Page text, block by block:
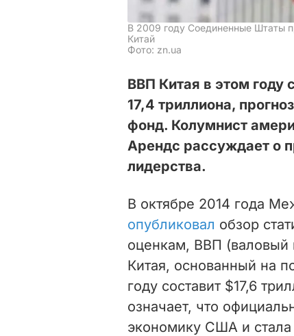
В 2009 году Соединенные Штаты
Китай
Фото: zn.ua
ВВП Китая в этом году
17,4 триллиона,
фонд. Колумнист
Арендс рассуждает о
лидерства.
В октябре 2014 года
опубликовал обзор
оценкам, ВВП (валовый
Китая, основанный на
году составит $17,6
означает, что
экономику США и